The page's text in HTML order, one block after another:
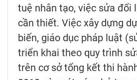
tuệ nhân tạo, việc sửa đổi
cần thiết. Việc xây dựng
biến, giáo dục pháp luật
triển khai theo quy trình
trên cơ sở tổng kết thi